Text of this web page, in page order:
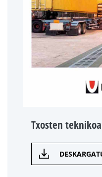
Txosten teknikoa